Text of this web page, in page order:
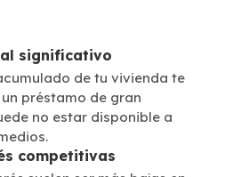
significativo
de tu vivienda te
préstamo de gran
no estar disponible a
competitivas